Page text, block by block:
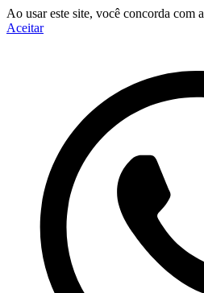
Ao usar este site, você concorda com a
Aceitar